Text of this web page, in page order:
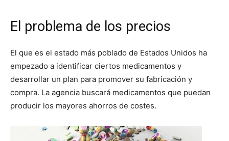
El problema de los precios
El que es el estado más poblado de Estados Unidos ha
empezado a identificar ciertos medicamentos y
desarrollar un plan para promover su fabricación y
compra. La agencia buscará medicamentos que puedan
producir los mayores ahorros de costes.